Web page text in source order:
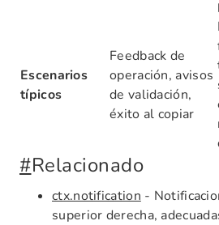
Escenarios
típicos
Feedback de
operación, avisos
de validación,
éxito al copiar
#Relacionado
ctx.notification -
superior derecha,